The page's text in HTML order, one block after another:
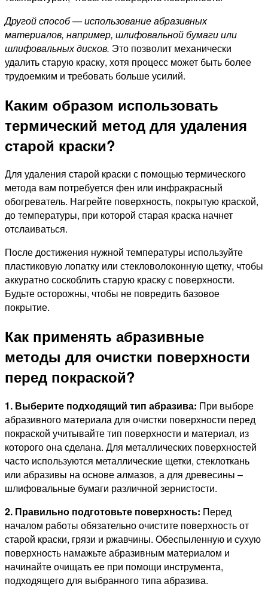
Другой способ — использование абразивных
материалов, например, шлифовальной бумаги или
шлифовальных дисков. Это позволит механически
удалить старую краску, хотя процесс может быть более
трудоемким и требовать больше усилий.
Каким образом использовать
термический метод для удаления
старой краски?
Для удаления старой краски с помощью термического
метода вам потребуется фен или инфракрасный
обогреватель. Нагрейте поверхность, покрытую краской,
до температуры, при которой старая краска начнет
отслаиваться.
После достижения нужной температуры используйте
пластиковую лопатку или стекловолоконную щетку, чтобы
аккуратно соскоблить старую краску с поверхности.
Будьте осторожны, чтобы не повредить базовое
покрытие.
Как применять абразивные
методы для очистки поверхности
перед покраской?
1. Выберите подходящий тип абразива: При выборе
абразивного материала для очистки поверхности перед
покраской учитывайте тип поверхности и материал, из
которого она сделана. Для металлических поверхностей
часто используются металлические щетки, стеклоткань
или абразивы на основе алмазов, а для древесины –
шлифовальные бумаги различной зернистости.
2. Правильно подготовьте поверхность: Перед
началом работы обязательно очистите поверхность от
старой краски, грязи и ржавчины. Обеспыленную и сухую
поверхность намажьте абразивным материалом и
начинайте очищать ее при помощи инструмента,
подходящего для выбранного типа абразива.